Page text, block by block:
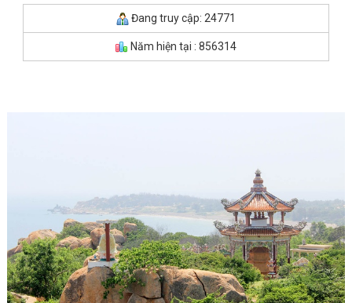
Đang truy cập: 24771
Năm hiện tại : 856314